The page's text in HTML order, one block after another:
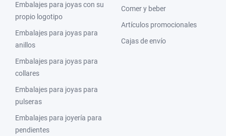
Embalajes para joyas con su
propio logotipo
Embalajes para joyas para
anillos
Embalajes para joyas para
collares
Embalajes para joyas para
pulseras
Embalajes para joyería para
pendientes
Comer y beber
Artículos promocionales
Cajas de envío